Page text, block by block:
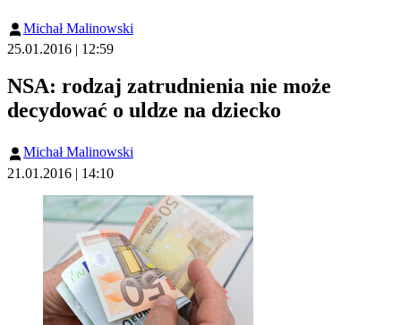
Michał Malinowski
25.01.2016 | 12:59
NSA: rodzaj zatrudnienia nie może
decydować o uldze na dziecko
Michał Malinowski
21.01.2016 | 14:10